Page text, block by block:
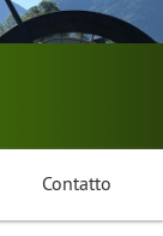
Contatto